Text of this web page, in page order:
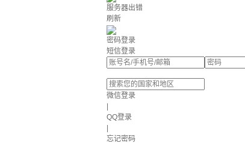
服务器出错
刷新
密码登录
短信登录
微信登录
QQ登录
忘记密码